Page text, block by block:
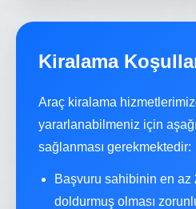
Kiralama
Araç kiralama
yararlanabilmeniz için
sağlanması gerekmektedir:
Başvuru sahibinin en az
doldurmuş olması